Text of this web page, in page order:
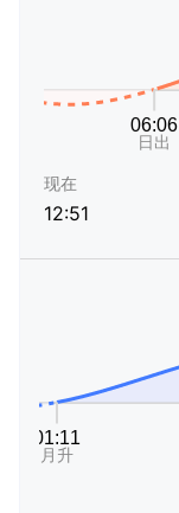
现在
12:51